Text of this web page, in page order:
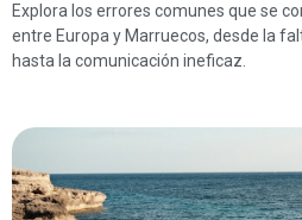
Explora los errores comunes que se
entre Europa y Marruecos, desde la
hasta la comunicación ineficaz.